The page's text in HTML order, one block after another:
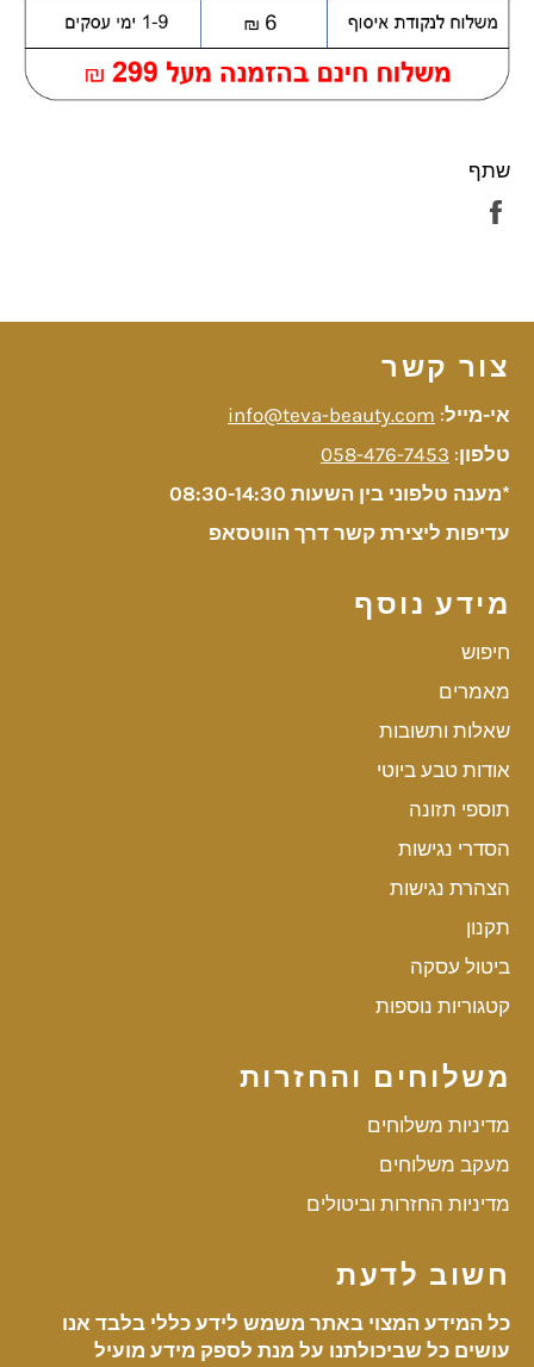
שתף
צור קשר
אי-מייל:
info@teva-beauty.com
טלפון:
058-476-7453
*מענה טלפוני בין השעות 08:30-14:30
עדיפות ליצירת קשר דרך הווטסאפ
מידע נוסף
חיפוש
מאמרים
שאלות ותשובות
אודות טבע ביוטי
תוספי תזונה
הסדרי נגישות
הצהרת נגישות
תקנון
ביטול עסקה
קטגוריות נוספות
משלוחים והחזרות
מדיניות משלוחים
מעקב משלוחים
מדיניות החזרות וביטולים
חשוב לדעת
כל המידע המצוי באתר משמש לידע כללי בלבד אנו
עושים כל שביכולתנו על מנת לספק מידע מועיל